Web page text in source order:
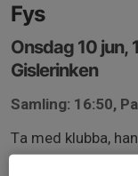
Fys
Onsdag 10 jun,
Gislerinken
Samling: 16:50,
Ta med klubba,